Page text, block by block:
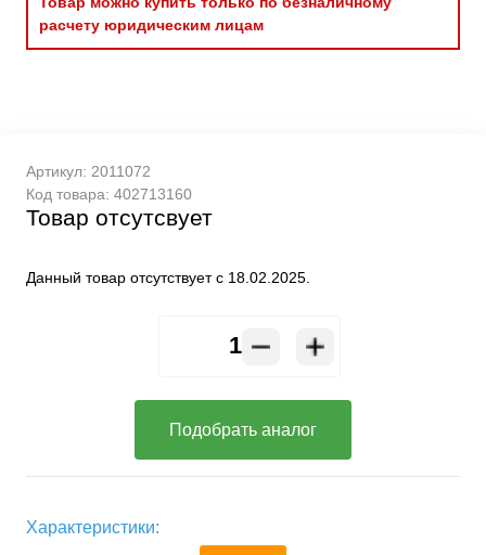
расчету юридическим лицам
Артикул: 2011072
Код товара: 402713160
Товар отсутсвует
Данный товар отсутствует с 18.02.2025.
Подобрать аналог
Характеристики: